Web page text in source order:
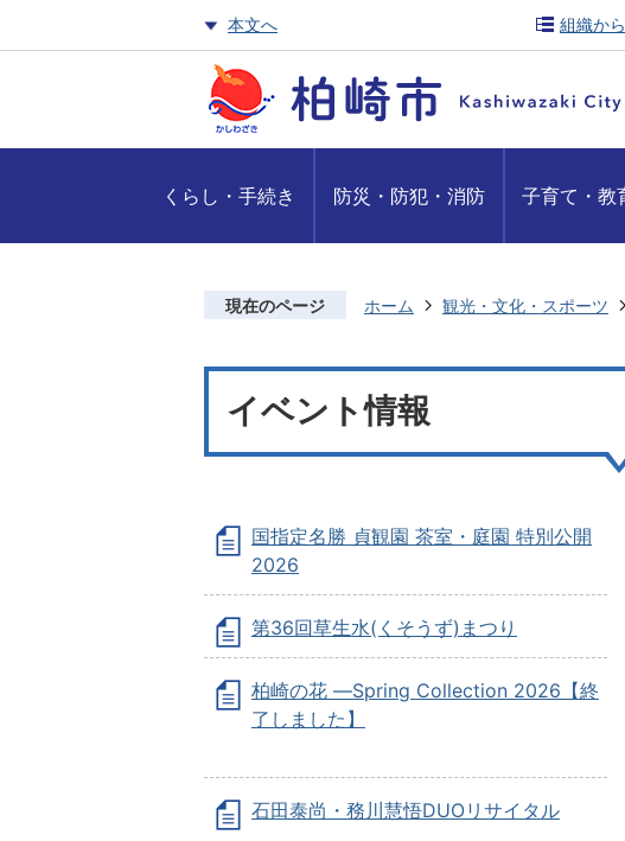
本文へ 組織か
くらし・手続き 防災・防犯・消防 子育て・教
現在のページ ホーム 観光・文化・スポーツ
イベント情報
国指定名勝 貞観園 茶室・庭園 特別公開
2026
第36回草生水(くそうず)まつり
柏崎の花 —Spring Collection 2026【終
了しました】
石田泰尚・務川慧悟DUOリサイタル